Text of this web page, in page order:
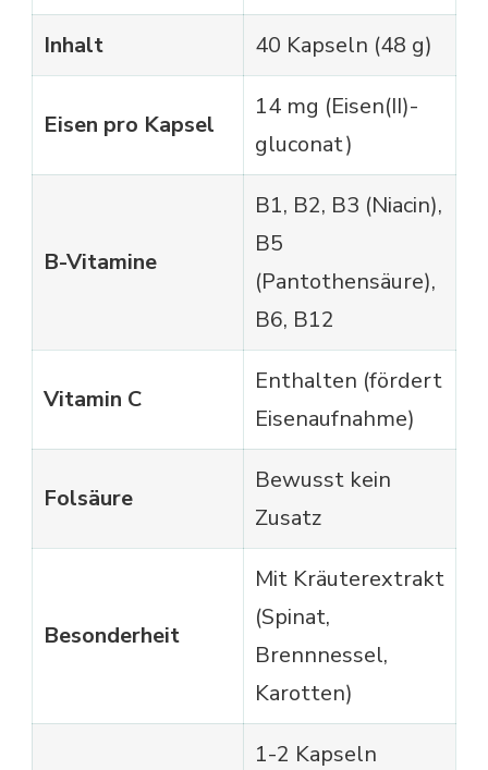
Inhalt 40 Kapseln (48 g)
Eisen pro Kapsel
14 mg (Eisen(II)-
gluconat)
B-Vitamine
B1, B2, B3 (Niacin),
B5
(Pantothensäure),
B6, B12
Vitamin C
Enthalten (fördert
Eisenaufnahme)
Folsäure
Bewusst kein
Zusatz
Besonderheit
Mit Kräuterextrakt
(Spinat,
Brennnessel,
Karotten)
1-2 Kapseln